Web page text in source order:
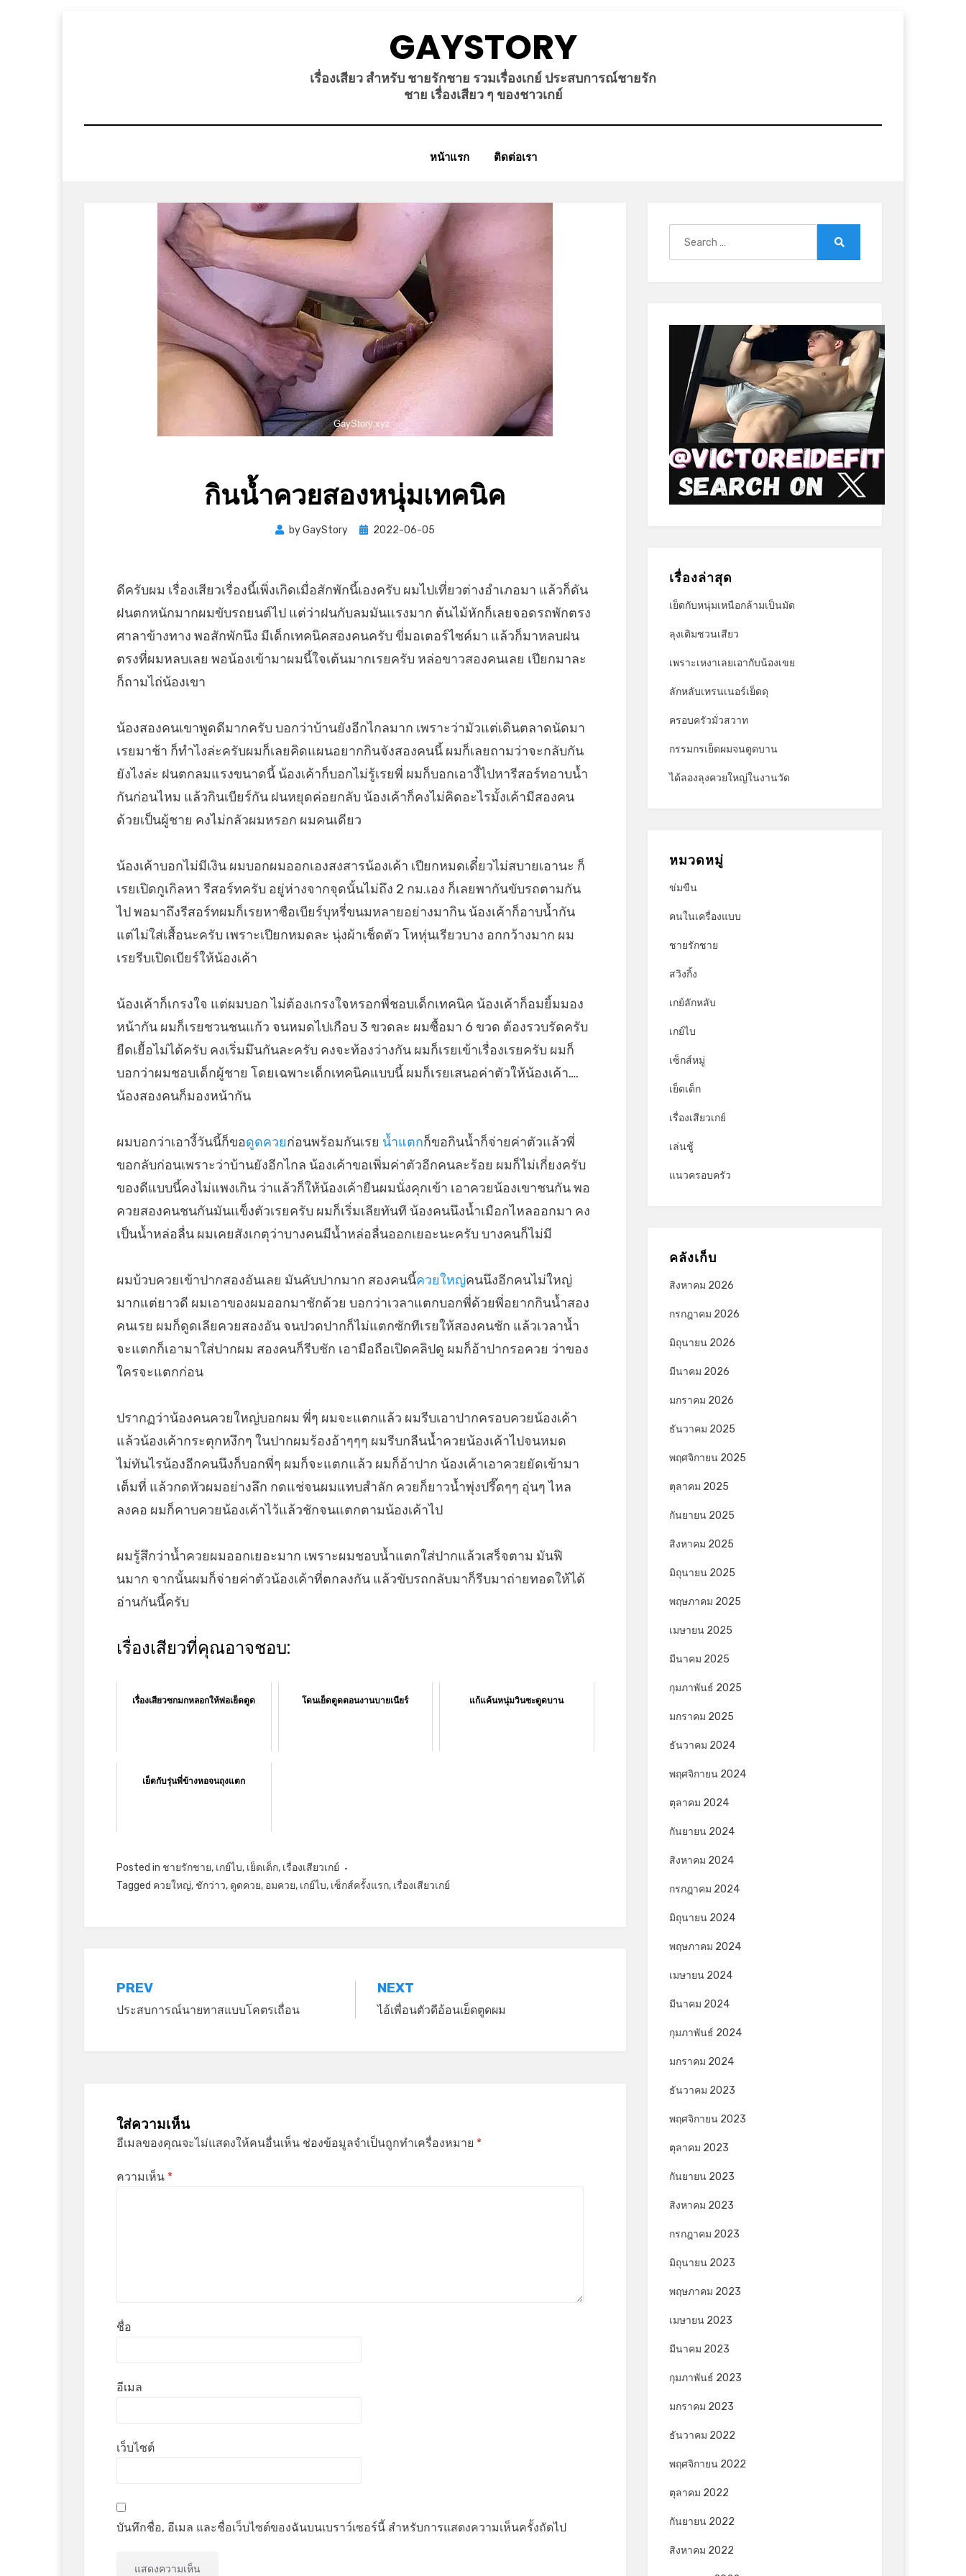
GAYSTORY
เรื่องเสียว สำหรับ ชายรักชาย รวมเรื่องเกย์ ประสบการณ์ชายรัก
ชาย เรื่องเสียว ๆ ของชาวเกย์
หน้าแรก ติดต่อเรา
กินน้ำควยสองหนุ่มเทคนิค
byGayStory
Posted
2022-06-05
ดีครับผม เรื่องเสียวเรื่องนี้เพิ่งเกิดเมื่อสักพักนี้เองครับ ผมไปเที่ยวต่างอำเภอมา แล้วก็ดัน
ฝนตกหนักมากผมขับรถยนต์ไป แต่ว่าฝนกับลมมันแรงมาก ต้นไม้หักก็เลยจอดรถพักตรง
ศาลาข้างทาง พอสักพักนึง มีเด็กเทคนิคสองคนครับ ขี่มอเตอร์ไซค์มา แล้วก็มาหลบฝน
ตรงที่ผมหลบเลย พอน้องเข้ามาผมนี้ใจเต้นมากเรยครับ หล่อขาวสองคนเลย เปียกมาละ
ก็ถามไถ่น้องเขา
น้องสองคนเขาพูดดีมากครับ บอกว่าบ้านยังอีกไกลมาก เพราะว่ามัวแต่เดินตลาดนัดมา
เรยมาช้า ก็ทำไงล่ะครับผมก็เลยคิดแผนอยากกินจังสองคนนี้ ผมก็เลยถามว่าจะกลับกัน
ยังไงล่ะ ฝนตกลมแรงขนาดนี้ น้องเค้าก็บอกไม่รู้เรยพี่ ผมก็บอกเอางี้ไปหารีสอร์ทอาบน้ำ
กันก่อนไหม แล้วกินเบียร์กัน ฝนหยุดค่อยกลับ น้องเค้าก็คงไม่คิดอะไรมั้งเค้ามีสองคน
ด้วยเป็นผู้ชาย คงไม่กลัวผมหรอก ผมคนเดียว
น้องเค้าบอกไม่มีเงิน ผมบอกผมออกเองสงสารน้องเค้า เปียกหมดเดี๋ยวไม่สบายเอานะ ก็
เรยเปิดกูเกิลหา รีสอร์ทครับ อยู่ห่างจากจุดนั้นไม่ถึง 2 กม.เอง ก็เลยพากันขับรถตามกัน
ไป พอมาถึงรีสอร์ทผมก็เรยหาซือเบียร์บุหรี่ขนมหลายอย่างมากิน น้องเค้าก็อาบน้ำกัน
แต่ไม่ใส่เสื้อนะครับ เพราะเปียกหมดละ นุ่งผ้าเช็ดตัว โหหุ่นเรียวบาง อกกว้างมาก ผม
เรยรีบเปิดเบียร์ให้น้องเค้า
น้องเค้าก็เกรงใจ แต่ผมบอก ไม่ต้องเกรงใจหรอกพี่ชอบเด็กเทคนิค น้องเค้าก็อมยิ้มมอง
หน้ากัน ผมก็เรยชวนชนแก้ว จนหมดไปเกือบ 3 ขวดละ ผมซื้อมา 6 ขวด ต้องรวบรัดครับ
ยืดเยื้อไม่ได้ครับ คงเริ่มมึนกันละครับ คงจะท้องว่างกัน ผมก็เรยเข้าเรื่องเรยครับ ผมก็
บอกว่าผมชอบเด็กผู้ชาย โดยเฉพาะเด็กเทคนิคแบบนี้ ผมก็เรยเสนอค่าตัวให้น้องเค้า….
น้องสองคนก็มองหน้ากัน
ผมบอกว่าเอางี้วันนี้ก็ขอดูดควยก่อนพร้อมกันเรย น้ำแตกก็ขอกินน้ำก็จ่ายค่าตัวแล้วพี่
ขอกลับก่อนเพราะว่าบ้านยังอีกไกล น้องเค้าขอเพิ่มค่าตัวอีกคนละร้อย ผมก็ไม่เกี่ยงครับ
ของดีแบบนี้คงไม่แพงเกิน ว่าแล้วก็ให้น้องเค้ายืนผมนั่งคุกเข้า เอาควยน้องเขาชนกัน พอ
ควยสองคนชนกันมันแข็งตัวเรยครับ ผมก็เริ่มเลียทันที น้องคนนึงน้ำเมือกไหลออกมา คง
เป็นน้ำหล่อลื่น ผมเคยสังเกตุว่าบางคนมีน้ำหล่อลื่นออกเยอะนะครับ บางคนก็ไม่มี
ผมบ้วบควยเข้าปากสองอันเลย มันคับปากมาก สองคนนี้ควยใหญ่คนนึงอีกคนไม่ใหญ่
มากแต่ยาวดี ผมเอาของผมออกมาชักด้วย บอกว่าเวลาแตกบอกพี่ด้วยพี่อยากกินน้ำสอง
คนเรย ผมก็ดูดเลียควยสองอัน จนปวดปากก็ไม่แตกซักทีเรยให้สองคนชัก แล้วเวลาน้ำ
จะแตกก็เอามาใส่ปากผม สองคนก็รีบชัก เอามือถือเปิดคลิปดู ผมก็อ้าปากรอควย ว่าของ
ใครจะแตกก่อน
ปรากฏว่าน้องคนควยใหญ่บอกผม พี่ๆ ผมจะแตกแล้ว ผมรีบเอาปากครอบควยน้องเค้า
แล้วน้องเค้ากระตุกหงึกๆ ในปากผมร้องอ้าๆๆๆ ผมรีบกลืนน้ำควยน้องเค้าไปจนหมด
ไม่ทันไรน้องอีกคนนึงก็บอกพี่ๆ ผมก็จะแตกแล้ว ผมก็อ้าปาก น้องเค้าเอาควยยัดเข้ามา
เต็มที่ แล้วกดหัวผมอย่างลึก กดแช่จนผมแทบสำลัก ควยก็ยาวน้ำพุ่งปรี๊ดๆๆ อุ่นๆ ไหล
ลงคอ ผมก็คาบควยน้องเค้าไว้แล้วชักจนแตกตามน้องเค้าไป
ผมรู้สึกว่าน้ำควยผมออกเยอะมาก เพราะผมชอบน้ำแตกใส่ปากแล้วเสร็จตาม มันฟิ
นมาก จากนั้นผมก็จ่ายค่าตัวน้องเค้าที่ตกลงกัน แล้วขับรถกลับมาก็รีบมาถ่ายทอดให้ได้
อ่านกันนี้ครับ
เรื่องเสียวที่คุณอาจชอบ:
เรื่องเสียวซกมกหลอกให้พ่อเย็ดตูด โดนเย็ดตูดตอนงานบายเนียร์ แก้แค้นหนุ่มวินซะตูดบาน
เย็ดกับรุ่นพี่ข้างหอจนถุงแตก
Posted in ชายรักชาย, เกย์ไบ, เย็ดเด็ก, เรื่องเสียวเกย์
Tagged ควยใหญ่, ชักว่าว, ดูดควย, อมควย, เกย์ไบ, เซ็กส์ครั้งแรก, เรื่องเสียวเกย์
แนะแนว
เรื่อง
PREV
ประสบการณ์นายทาสแบบโคตรเถื่อน
NEXT
ไอ้เพื่อนตัวดีอ้อนเย็ดตูดผม
ใส่ความเห็น
อีเมลของคุณจะไม่แสดงให้คนอื่นเห็น ช่องข้อมูลจำเป็นถูกทำเครื่องหมาย *
ความเห็น *
ชื่อ
อีเมล
เว็บไซต์
บันทึกชื่อ, อีเมล และชื่อเว็บไซต์ของฉันบนเบราว์เซอร์นี้ สำหรับการแสดงความเห็นครั้งถัดไป
เรื่องล่าสุด
เย็ดกับหนุ่มเหนือกล้ามเป็นมัด
ลุงเติมชวนเสียว
เพราะเหงาเลยเอากับน้องเขย
ลักหลับเทรนเนอร์เย็ดดุ
ครอบครัวมั่วสวาท
กรรมกรเย็ดผมจนตูดบาน
ได้ลองลุงควยใหญ่ในงานวัด
หมวดหมู่
ข่มขืน
คนในเครื่องแบบ
ชายรักชาย
สวิงกิ้ง
เกย์ลักหลับ
เกย์ไบ
เซ็กส์หมู่
เย็ดเด็ก
เรื่องเสียวเกย์
เล่นชู้
แนวครอบครัว
คลังเก็บ
สิงหาคม 2026
กรกฎาคม 2026
มิถุนายน 2026
มีนาคม 2026
มกราคม 2026
ธันวาคม 2025
พฤศจิกายน 2025
ตุลาคม 2025
กันยายน 2025
สิงหาคม 2025
มิถุนายน 2025
พฤษภาคม 2025
เมษายน 2025
มีนาคม 2025
กุมภาพันธ์ 2025
มกราคม 2025
ธันวาคม 2024
พฤศจิกายน 2024
ตุลาคม 2024
กันยายน 2024
สิงหาคม 2024
กรกฎาคม 2024
มิถุนายน 2024
พฤษภาคม 2024
เมษายน 2024
มีนาคม 2024
กุมภาพันธ์ 2024
มกราคม 2024
ธันวาคม 2023
พฤศจิกายน 2023
ตุลาคม 2023
กันยายน 2023
สิงหาคม 2023
กรกฎาคม 2023
มิถุนายน 2023
พฤษภาคม 2023
เมษายน 2023
มีนาคม 2023
กุมภาพันธ์ 2023
มกราคม 2023
ธันวาคม 2022
พฤศจิกายน 2022
ตุลาคม 2022
กันยายน 2022
สิงหาคม 2022